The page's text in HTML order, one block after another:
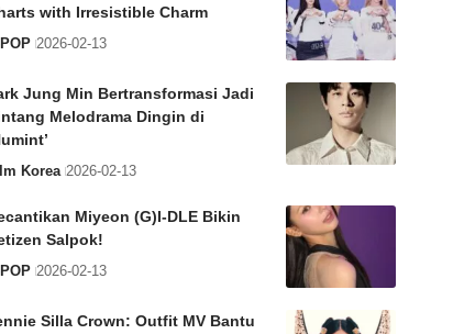
with Irresistible Charm
2026-02-13
Jung Min Bertransformasi Jadi
Melodrama Dingin di
Korea 2026-02-13
Miyeon (G)I-DLE Bikin
Salpok!
2026-02-13
Silla Crown: Outfit MV Bantu